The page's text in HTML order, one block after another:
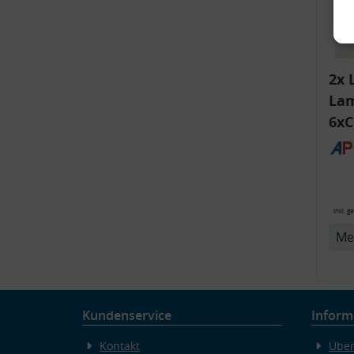
2x
inkl.
Kundenservice
Kontakt